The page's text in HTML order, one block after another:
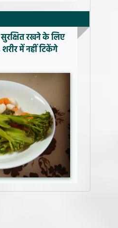
रखने के लिए
में नहीं टिकेंगे